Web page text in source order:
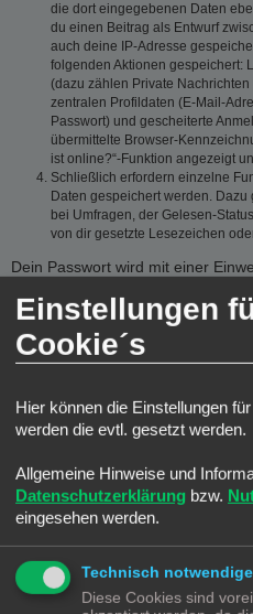
die dort eingegebenen Daten
du einen Beitrag als Entwurf
auch deine IP-Adresse
folgenden Aktionen gespeichert:
(dazu zählen Private
zentralen Profildaten (E-Mail-
Passwort) und gescheiterte
übermittelte Browser-
ist online?“-Funktion angezeigt
Schließlich erfordern einzelne
Daten gespeichert werden.
bei Umfragen, der Gelesen-
von dir gesetzte Lesezeichen
Dein Passwort wird mit einer
dieses Passwort nicht auf einer
verwenden. Das Passwort ist dein
Benutzerkonto für das Board,
Limited oder ein Dritter
fragen. Solltest du dein Passwort
die Funktion „Ich habe mein
phpBB-Software fragt dich dann
deiner E-Mail-Adresse und sendet
generiertes Passwort an diese
Board zugreifen kannst.
GESTATTUNG DER
Du gestattest dem Betreiber, die
Einstellungen
Cookie´s
Hier können die Einstellungen
werden die evtl. gesetzt werden.
Allgemeine Hinweise und
Datenschutzerklärung bzw.
eingesehen werden.
Technisch
Diese Cookies sind